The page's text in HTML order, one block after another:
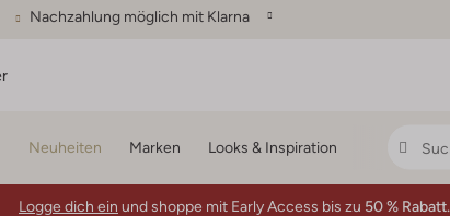
Nachzahlung möglich mit Klarna
Neuheiten Marken Looks & Inspiration
Logge dich ein und shoppe mit Early Access bis zu 50 % Rabatt.